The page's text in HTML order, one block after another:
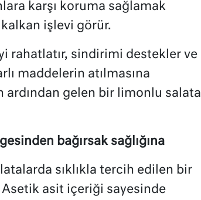
karşı koruma sağlamak
işlevi görür.
rahatlatır, sindirimi destekler ve
maddelerin atılmasına
ardından gelen bir limonlu salata
bağırsak sağlığına
sıklıkla tercih edilen bir
asit içeriği sayesinde